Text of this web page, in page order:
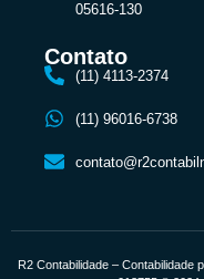
05616-130
Contato
(11) 4113-2374
(11) 96016-6738
R2 Contabilidade – Contabilidade